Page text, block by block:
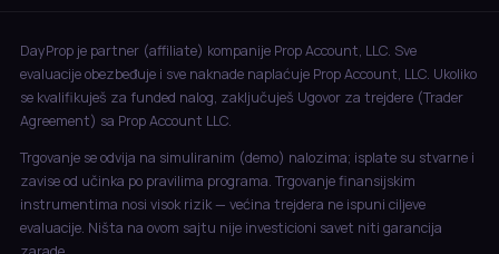
DayProp je partner (affiliate) kompanije Prop Account, LLC. Sve
evaluacije obezbeđuje i sve naknade naplaćuje Prop Account, LLC. Ukoliko
se kvalifikuješ za funded nalog, zaključuješ Ugovor za trejdere (Trader
Agreement) sa Prop Account LLC.
Trgovanje se odvija na simuliranim (demo) nalozima; isplate su stvarne i
zavise od učinka po pravilima programa. Trgovanje finansijskim
instrumentima nosi visok rizik — većina trejdera ne ispuni ciljeve
evaluacije. Ništa na ovom sajtu nije investicioni savet niti garancija